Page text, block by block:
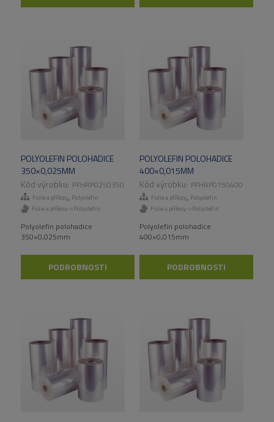
POLYOLEFIN POLOHADICE
350×0,025MM
PFHRP0250350
Folie a přířezy, Polyolefin
Folie a přířezy->Polyolefin
Polyolefin polohadice
350×0,025mm
PODROBNOSTI
POLYOLEFIN POLOHADICE
400×0,015MM
PFHRP0150400
Folie a přířezy, Polyolefin
Folie a přířezy->Polyolefin
Polyolefin polohadice
400×0,015mm
PODROBNOSTI